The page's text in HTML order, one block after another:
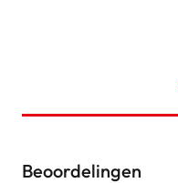
Beoordelingen